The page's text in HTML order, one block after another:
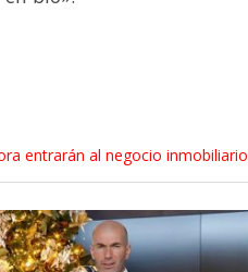
entrarán al negocio inmobiliario